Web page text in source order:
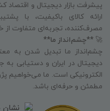
پیشرفت بازار دیجیتال و اقتصاد
ارائه کالای باکیفیت، با
مصرف‌کننده، تجربه‌ای متفاوت از
🚀 **چشم‌انداز ما**
چشم‌انداز ما تبدیل شدن به
دیجیتال در ایران و دستیابی به
الکترونیکی است. ما می‌خواهیم
مطمئن و حرفه‌ای باشد.